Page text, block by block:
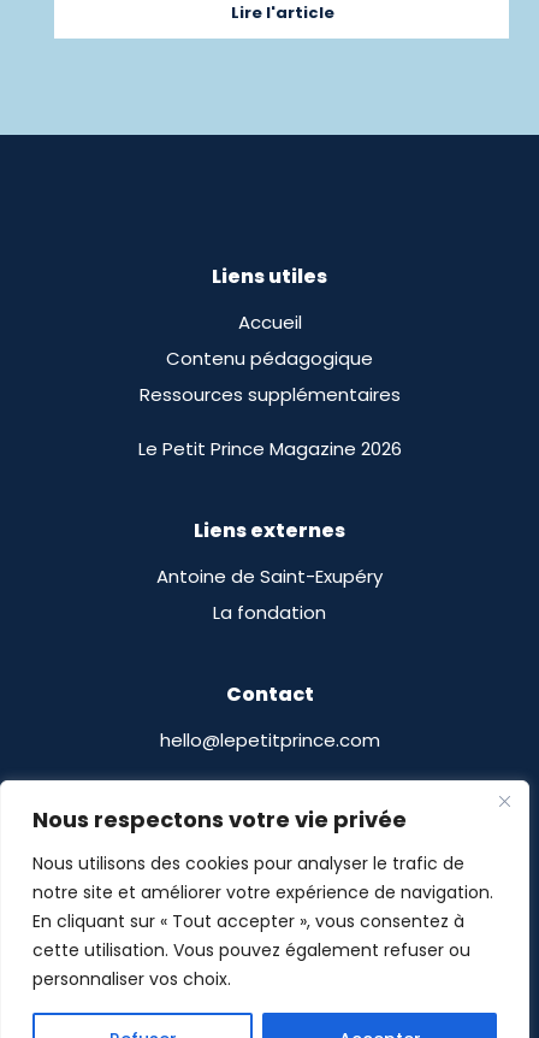
Nous respectons votre vie privée
Nous utilisons des cookies pour analyser le trafic de
notre site et améliorer votre expérience de navigation.
En cliquant sur « Tout accepter », vous consentez à
cette utilisation. Vous pouvez également refuser ou
personnaliser vos choix.
Lire l'article
Liens utiles
Accueil
Contenu pédagogique
Ressources supplémentaires
Le Petit Prince Magazine 2026
Liens externes
Antoine de Saint-Exupéry
La fondation
Contact
hello@lepetitprince.com
13 Boulevard Edgar Quinet
75014 Paris, France
Le Petit Prince® © POMASE 2026
Politique de confidentialité- Site imaginé par